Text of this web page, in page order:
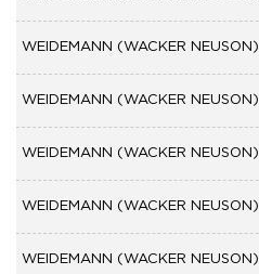
WEIDEMANN (WACKER NEUSON)
WEIDEMANN (WACKER NEUSON)
WEIDEMANN (WACKER NEUSON)
WEIDEMANN (WACKER NEUSON)
WEIDEMANN (WACKER NEUSON)